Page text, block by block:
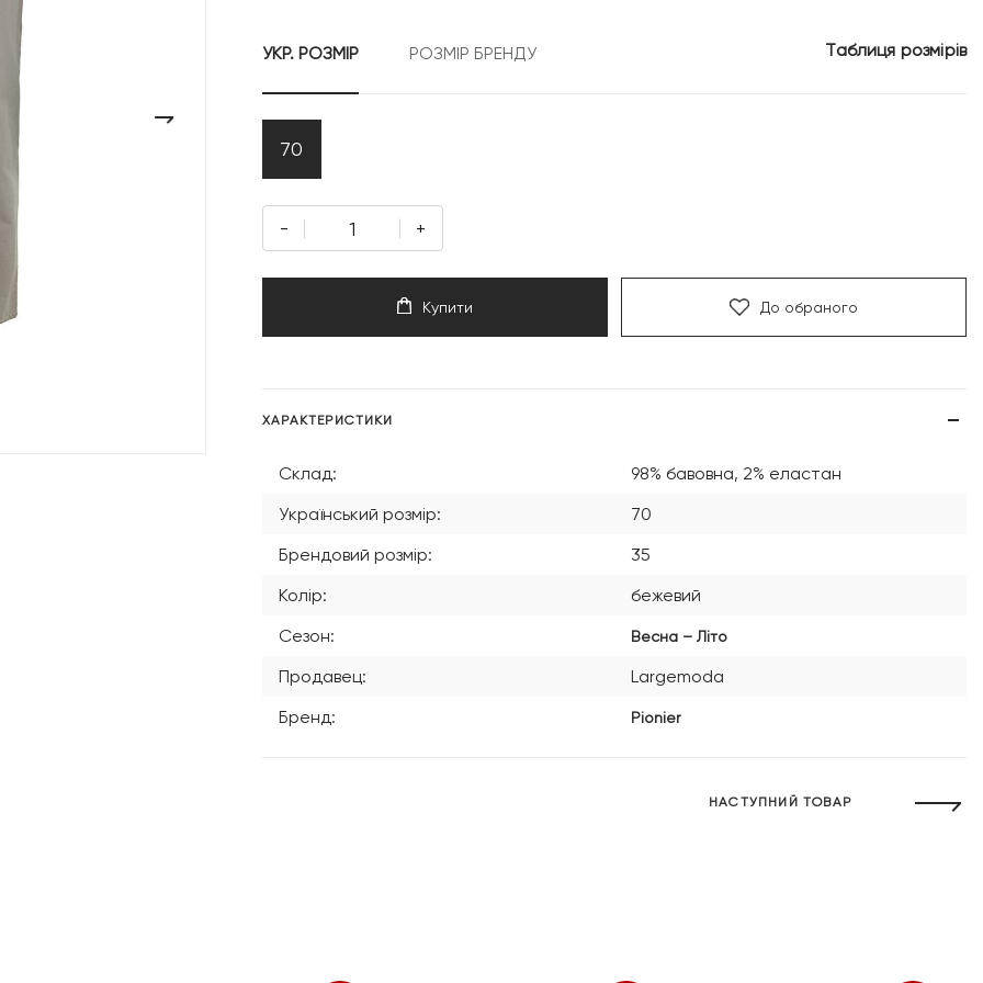
599 грн.
УКР. РОЗМІР РОЗМІР БРЕНДУ Таблиця розмірів
70
- +
Купити До обраного
ХАРАКТЕРИСТИКИ
Склад:
98% бавовна, 2% еластан
Український розмір:
70
Брендовий розмір:
35
Колір:
бежевий
Сезон:
Весна – Літо
Продавец:
Largemoda
Бренд:
Pionier
НАСТУПНИЙ ТОВАР